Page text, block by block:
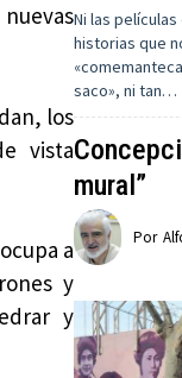
los
vista
a
y
y
Ni las
historias que
saco», ni tan…
mural”
Por